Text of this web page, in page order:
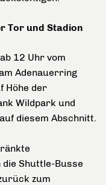
Tor und Stadion
12 Uhr vom
Adenauerring
Höhe der
Wildpark und
diesem Abschnitt.
Shuttle-Busse
zum